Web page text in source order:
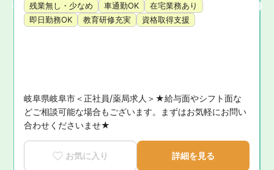
残業無し・少なめ
車通勤OK
在宅業務あり
即日勤務OK
教育研修充実 資格取得支援
岐阜県岐阜市＜正社員/薬局求人＞★給与面やシフト面な
どご相談可能な場合もございます。まずはお気軽にお問い
合わせくださいませ★
お気に入り 詳細を見る